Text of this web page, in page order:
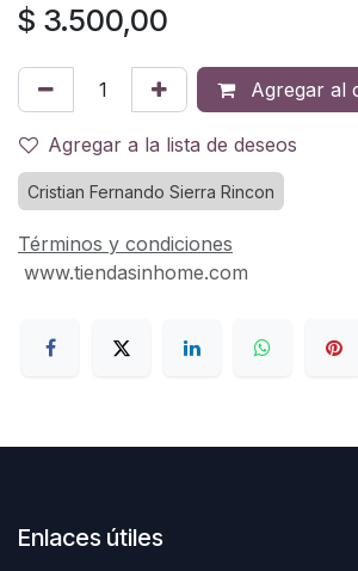
$ 3.500,00
Agregar al
Agregar a la lista de deseos
Cristian Fernando Sierra Rincon
Términos y condiciones
www.tiendasinhome.com
Enlaces útiles